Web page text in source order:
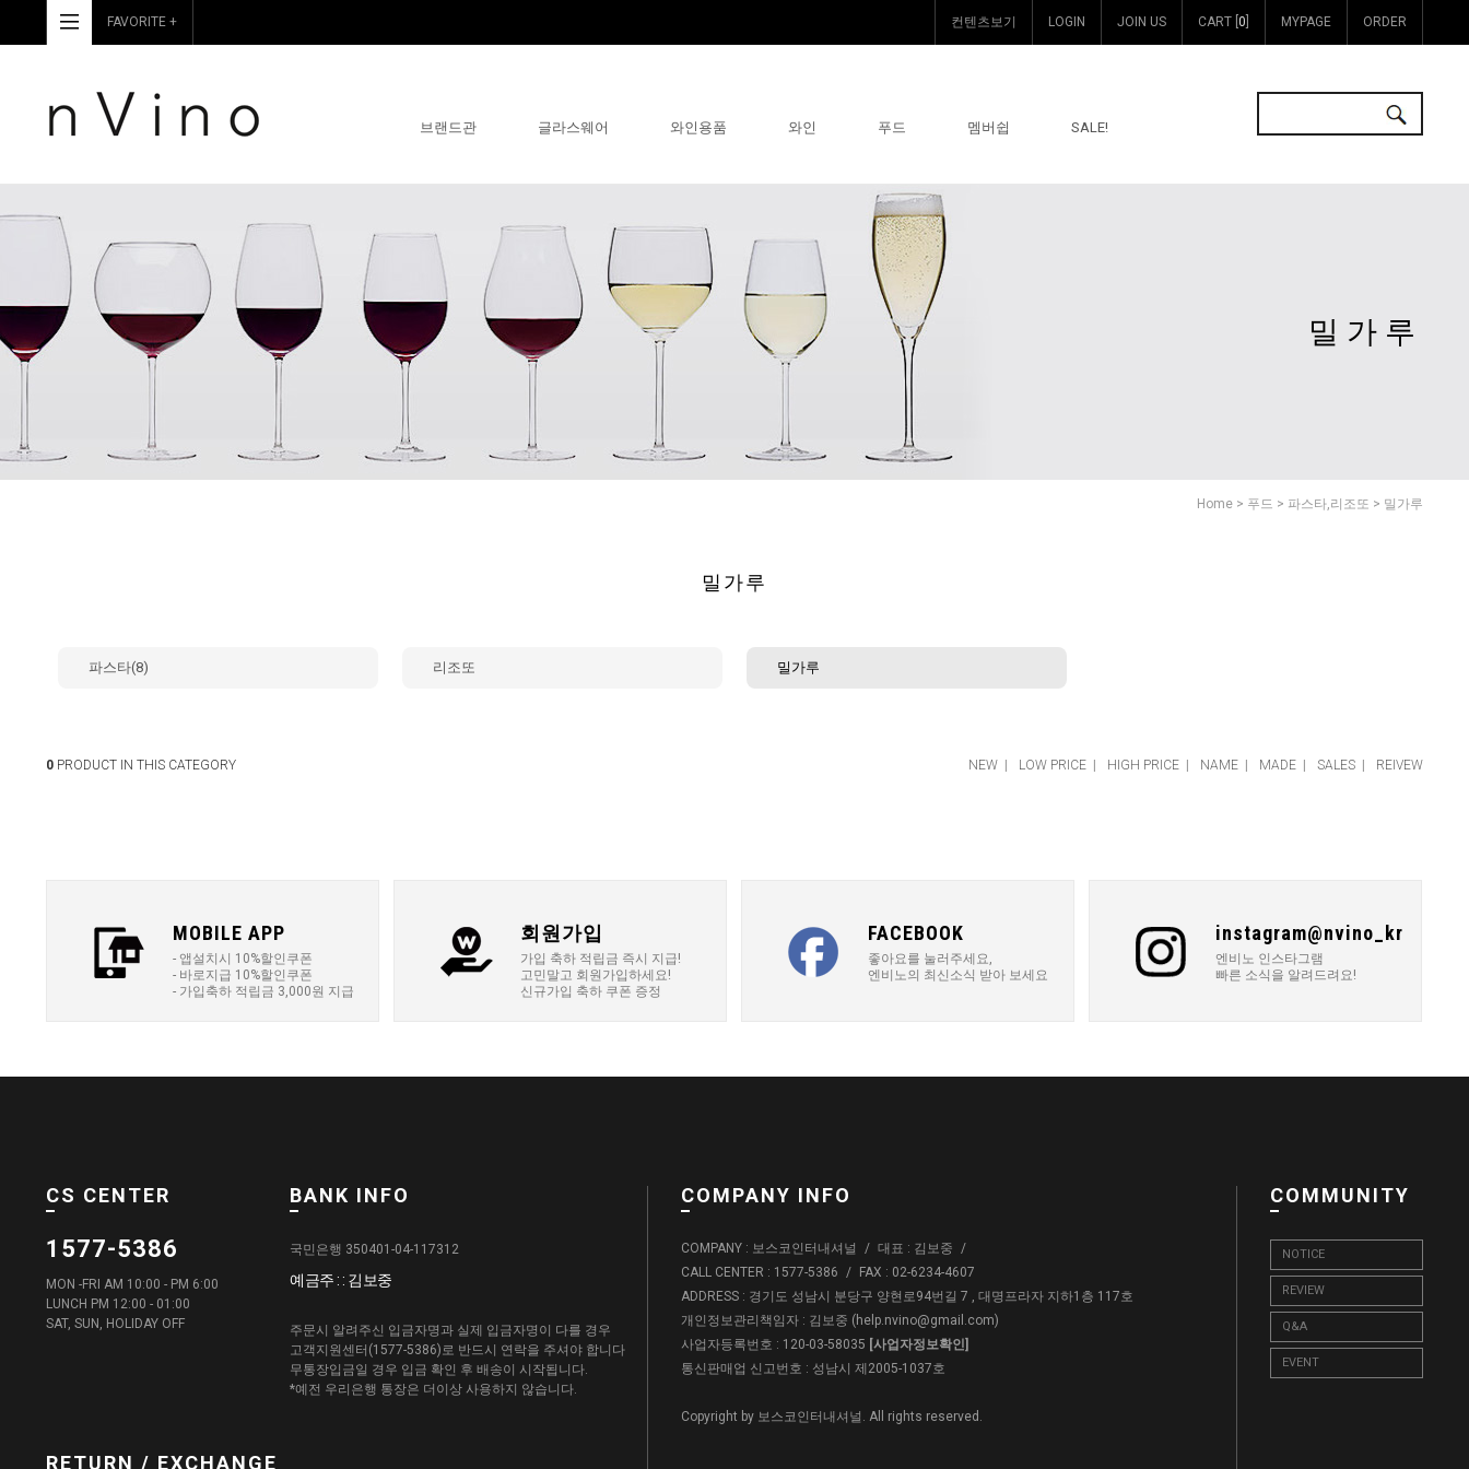
FAVORITE + 컨텐츠보기 LOGIN JOIN US CART [ 0 MYPAGE ORDER
브랜드관 글라스웨어 와인용품 와인 푸드 멤버쉽 SALE!
밀가루
Home > 푸드 > 파스타,리조또 > 밀가루
밀가루
파스타(8) 리조또 밀가루
0 PRODUCT IN THIS CATEGORY NEW LOW PRICE HIGH PRICE NAME MADE SALES REIVEW
MOBILE APP
- 앱설치시 10%할인쿠폰
- 바로지급 10%할인쿠폰
- 가입축하 적립금 3,000원 지급
회원가입
가입 축하 적립금 즉시 지급!
고민말고 회원가입하세요!
신규가입 축하 쿠폰 증정
FACEBOOK
좋아요를 눌러주세요,
엔비노의 최신소식 받아 보세요
instagram@nvino_kr
엔비노 인스타그램
빠른 소식을 알려드려요!
CS CENTER
1577-5386
MON -FRI AM 10:00 - PM 6:00
LUNCH PM 12:00 - 01:00
SAT, SUN, HOLIDAY OFF
BANK INFO
국민은행 350401-04-117312
예금주 : : 김보중
주문시 알려주신 입금자명과 실제 입금자명이 다를 경우
고객지원센터(1577-5386)로 반드시 연락을 주셔야 합니다
무통장입금일 경우 입금 확인 후 배송이 시작됩니다.
*예전 우리은행 통장은 더이상 사용하지 않습니다.
RETURN / EXCHANGE
COMPANY INFO
COMPANY : 보스코인터내셔널 / 대표 : 김보중 /
CALL CENTER : 1577-5386 /
FAX : 02-6234-4607
ADDRESS : 경기도 성남시 분당구 양현로94번길 7 , 대명프라자 지하1층 117호
개인정보관리책임자 : 김보중 ( help.nvino@gmail.com)
사업자등록번호 : 120-03-58035 [사업자정보확인]
통신판매업 신고번호 : 성남시 제2005-1037호
Copyright by 보스코인터내셔널. All rights reserved.
COMMUNITY
NOTICE
REVIEW
Q&A
EVENT